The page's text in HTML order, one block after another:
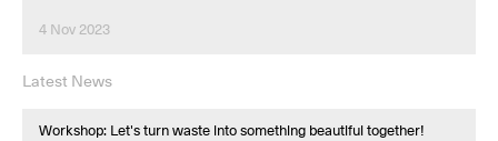
4 Nov 2023
Latest News
Workshop: Let's turn waste into something beautiful together!